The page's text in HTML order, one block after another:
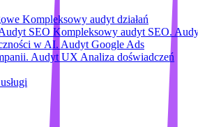
Kompleksowy audyt działań
SEO Kompleksowy audyt SEO.
w AI. Audyt Google Ads
Audyt UX Analiza doświadczeń